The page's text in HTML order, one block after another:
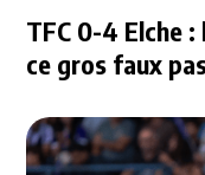
TFC 0-4 Elche
ce gros faux